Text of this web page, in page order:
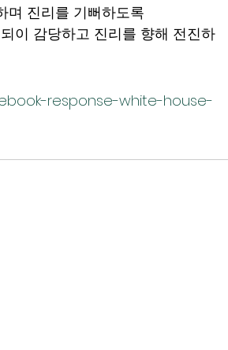
며 진리를 기뻐하도록
이 감당하고 진리를 향해 전진하
response-white-house-